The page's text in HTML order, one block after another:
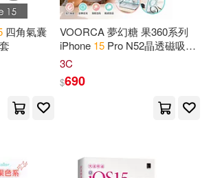
出版社(816)
出版社(789)
保障出版社(768)
四角氣囊
VOORCA 夢幻糖 果360系列
iPhone 15 Pro N52晶透磁吸殼
360度旋轉支架手機殼 保護殼
3C
$690